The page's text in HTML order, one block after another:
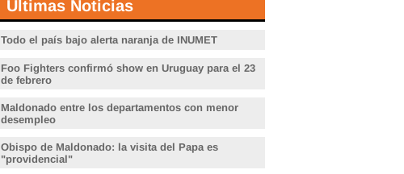
Últimas Noticias
Todo el país bajo alerta naranja de INUMET
Foo Fighters confirmó show en Uruguay para el 23
de febrero
Maldonado entre los departamentos con menor
desempleo
Obispo de Maldonado: la visita del Papa es
"providencial"